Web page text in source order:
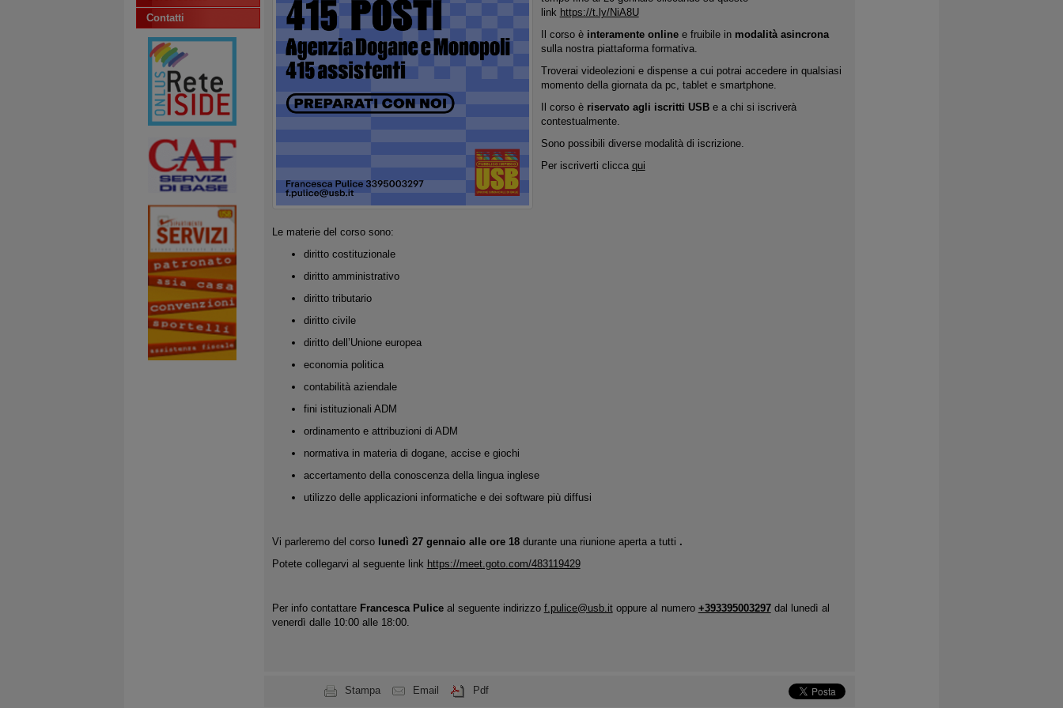
Contatti
link https://t.ly/NiA8U
Il corso è interamente onlinee fruibile in modalità asincrona
sulla nostra piattaforma formativa.
Troverai videolezioni e dispense a cui potrai accedere in qualsiasi
momento della giornata da pc, tablet e smartphone.
Il corso è riservato agli iscritti USBe a chi si iscriverà
contestualmente.
Sono possibili diverse modalità di iscrizione.
Per iscriverti clicca qui
Le materie del corso sono:
diritto costituzionale
diritto amministrativo
diritto tributario
diritto civile
diritto dell’Unione europea
economia politica
contabilità aziendale
fini istituzionali ADM
ordinamento e attribuzioni di ADM
normativa in materia di dogane, accise e giochi
accertamento della conoscenza della lingua inglese
utilizzo delle applicazioni informatiche e dei software più diffusi
Vi parleremo del corso lunedì 27 gennaio alle ore 18durante una riunione aperta a tutti .
Potete collegarvi al seguente link https://meet.goto.com/483119429
Per info contattareFrancesca Puliceal seguente indirizzo f.pulice@usb.itoppure al numero +393395003297dal lunedì al
venerdì dalle 10:00 alle 18:00.
Stampa Email Pdf